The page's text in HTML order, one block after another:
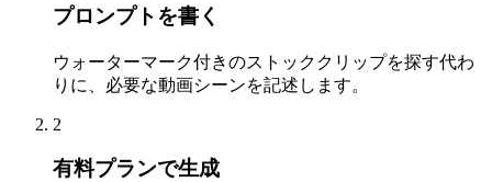
プロンプトを書く
ウォーターマーク付きのストッククリップを探す代わ
りに、必要な動画シーンを記述します。
2
有料プランで生成